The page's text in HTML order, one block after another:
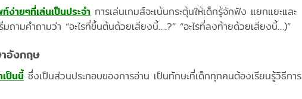
ง่ายๆที่เล่นเป็นประจำ การเล่นเกมส์จะเน้นกระตุ้นให้เด็กรู้จักฟัง แยกแยะและ
ถามคำถามว่า “อะไรที่ขึ้นต้นด้วยเสียงนี้….?” “อะไรที่ลงท้ายด้วยเสียงนี้…)”
าอังกฤษ
เป็นนี้ ซึ่งเป็นส่วนประกอบของการอ่าน เป็นทักษะที่เด็กทุกคนต้องเรียนรู้วิธีการ